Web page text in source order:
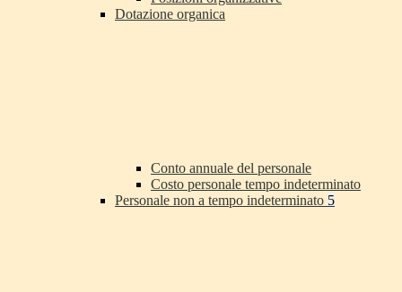
Dotazione organica
Conto annuale del personale
Costo personale tempo indeterminato
Personale non a tempo indeterminato 5